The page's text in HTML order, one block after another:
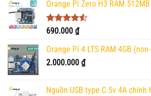
Orange Pi Zero H3 RAM
Được xếp
4.50
5 sao
690.000 ₫
Orange Pi 4 LTS RAM 4GB
2.000.000 ₫
Nguồn USB type C 5v 4A chính